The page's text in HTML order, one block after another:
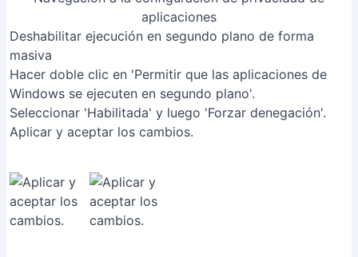
Aplicar y aceptar los cambios.
Deshabilitar ejecución en segundo plano de forma
masiva
[RelatedPost]
Errores Comunes a Evitar
Razón: Se selecciona una aplicación esencial para el
sistema operativo o un programa necesario para el
funcionamiento de otras aplicaciones, causando